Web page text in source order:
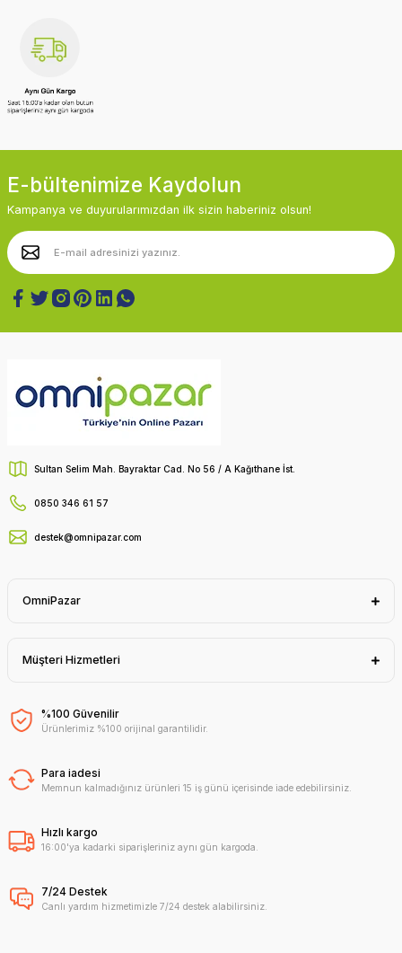
E-bültenimize Kaydolun
Kampanya ve duyurularımızdan ilk sizin haberiniz olsun!
Sultan Selim Mah. Bayraktar Cad. No 56 / A Kağıthane İst.
0850 346 61 57
destek@omnipazar.com
OmniPazar
Müşteri Hizmetleri
%100 Güvenilir
Ürünlerimiz %100 orijinal garantilidir.
Para iadesi
Memnun kalmadığınız ürünleri 15 iş günü içerisinde iade edebilirsiniz.
Hızlı kargo
16:00'ya kadarki siparişleriniz aynı gün kargoda.
7/24 Destek
Canlı yardım hizmetimizle 7/24 destek alabilirsiniz.